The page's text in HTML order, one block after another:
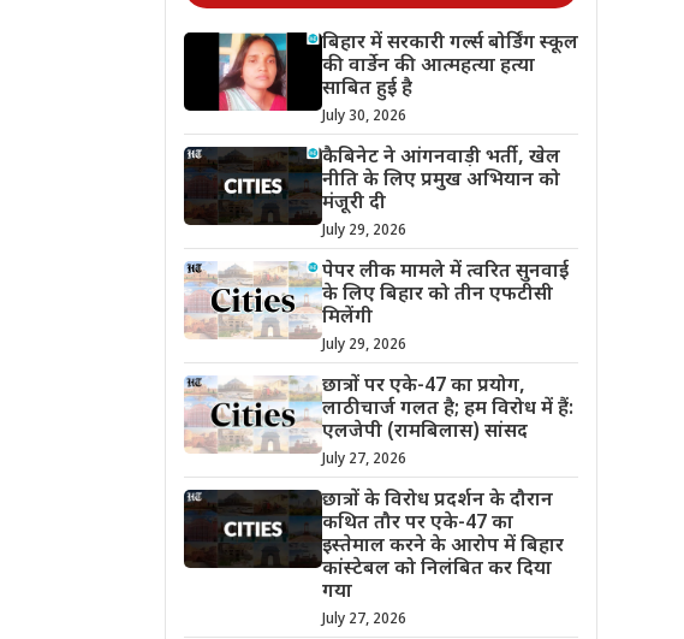
बिहार में सरकारी गर्ल्स बोर्डिंग स्कूल
की वार्डेन की आत्महत्या हत्या
साबित हुई है
July 30, 2026
कैबिनेट ने आंगनवाड़ी भर्ती, खेल
नीति के लिए प्रमुख अभियान को
मंजूरी दी
July 29, 2026
पेपर लीक मामले में त्वरित सुनवाई
के लिए बिहार को तीन एफटीसी
मिलेंगी
July 29, 2026
छात्रों पर एके-47 का प्रयोग,
लाठीचार्ज गलत है; हम विरोध में हैं:
एलजेपी (रामबिलास) सांसद
July 27, 2026
छात्रों के विरोध प्रदर्शन के दौरान
कथित तौर पर एके-47 का
इस्तेमाल करने के आरोप में बिहार
कांस्टेबल को निलंबित कर दिया
गया
July 27, 2026